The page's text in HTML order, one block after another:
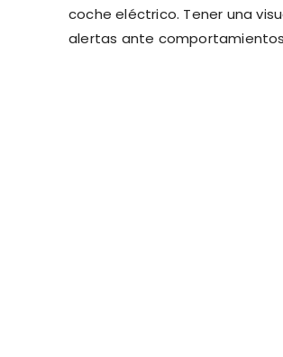
coche eléctrico. Tener una
alertas ante